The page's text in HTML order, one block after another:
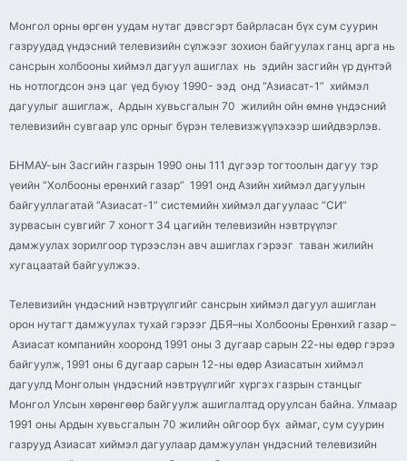
Монгол орны өргөн уудам нутаг дэвсгэрт байрласан бүх сум суурин
газруудад үндэсний телевизийн сүлжээг зохион байгуулах ганц арга нь
сансрын холбооны хиймэл дагуул ашиглах нь эдийн засгийн үр дүнтэй
нь нотлогдсон энэ цаг үед буюу 1990- ээд онд “Азиасат-1” хиймэл
дагуулыг ашиглаж, Ардын хувьсгалын 70 жилийн ойн өмнө үндэсний
телевизийн сувгаар улс орныг бүрэн телевизжүүлэхээр шийдвэрлэв.
БНМАУ-ын Засгийн газрын 1990 оны 111 дүгээр тогтоолын дагуу тэр
үеийн “Холбооны ерөнхий газар” 1991 онд Азийн хиймэл дагуулын
байгууллагатай “Азиасат-1” системийн хиймэл дагуулаас “СИ”
зурвасын сувгийг 7 хоногт 34 цагийн телевизийн нэвтрүүлэг
дамжуулах зорилгоор түрээслэн авч ашиглах гэрээг таван жилийн
хугацаатай байгуулжээ.
Телевизийн үндэсний нэвтрүүлгийг сансрын хиймэл дагуул ашиглан
орон нутагт дамжуулах тухай гэрээг ДБЯ–ны Холбооны Ерөнхий газар –
Азиасат компанийн хооронд 1991 оны 3 дугаар сарын 22-ны өдөр гэрээ
байгуулж, 1991 оны 6 дугаар сарын 12-ны өдөр Азиасатын хиймэл
дагуулд Монголын үндэсний нэвтрүүлгийг хүргэх газрын станцыг
Монгол Улсын хөрөнгөөр байгуулж ашиглалтад оруулсан байна. Улмаар
1991 оны Ардын хувьсгалын 70 жилийн ойгоор бүх аймаг, сум суурин
газрууд Азиасат хиймэл дагуулаар дамжуулан үндэсний телевизийн